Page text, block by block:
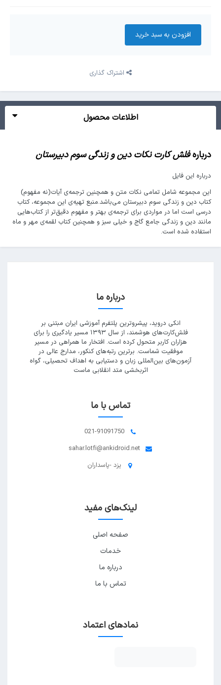
افزودن به سبد‌ خرید
اشتراک گذاری
اطلاعات محصول
دربارهفلش کارت نکات دین و زندگی سوم دبیرستان
درباره این فایل
این مجموعه شامل تمامی نکات متن و همچنین ترجمه‌ی آیات(نه مفهوم)
کتاب دین و زندگی سوم دبیرستان می‌باشد.منبع تهیه‌ی این مجموعه، کتاب
درسی است اما در مواردی برای ترجمه‌ی بهتر و مفهوم دقیق‌تر از کتاب‌هایی
مانند دین و زندگی جامع گاج و خیلی سبز و همچنین کتاب لقمه‌ی مهر و ماه
استفاده شده است.
درباره ما
انکی دروید، پیشروترین پلتفرم آموزشی ایران مبتنی بر
فلش‌کارت‌های هوشمند، از سال ۱۳۹۳ مسیر یادگیری را برای
هزاران کاربر متحول کرده است. افتخار ما همراهی در مسیر
موفقیت شماست. برترین رتبه‌های کنکور، مدارج عالی در
آزمون‌های بین‌المللی زبان و دستیابی به اهداف تحصیلی، گواه
اثربخشی متد انقلابی ماست
تماس با ما
021-91091750
sahar.lotfi@ankidroid.net
یزد -پاسداران
لینک‌های مفید
صفحه اصلی
خدمات
درباره ما
تماس با ما
نمادهای اعتماد